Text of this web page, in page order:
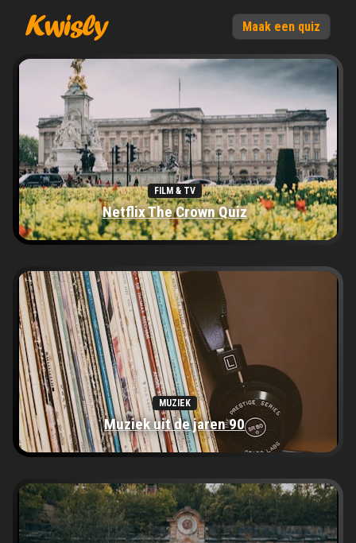
Maak een quiz
FILM & TV
Netflix The Crown Quiz
MUZIEK
Muziek uit de jaren 90